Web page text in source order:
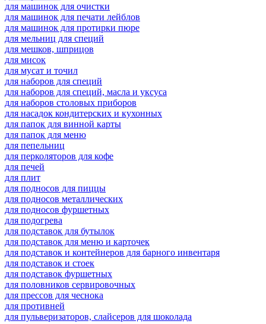
для машинок для очистки
для машинок для печати лейблов
для машинок для протирки пюре
для мельниц для специй
для мешков, шприцов
для мисок
для мусат и точил
для наборов для специй
для наборов для специй, масла и уксуса
для наборов столовых приборов
для насадок кондитерских и кухонных
для папок для винной карты
для папок для меню
для пепельниц
для перколяторов для кофе
для печей
для плит
для подносов для пиццы
для подносов металлических
для подносов фуршетных
для подогрева
для подставок для бутылок
для подставок для меню и карточек
для подставок и контейнеров для барного инвентаря
для подставок и стоек
для подставок фуршетных
для половников сервировочных
для прессов для чеснока
для противней
для пульверизаторов, слайсеров для шоколада